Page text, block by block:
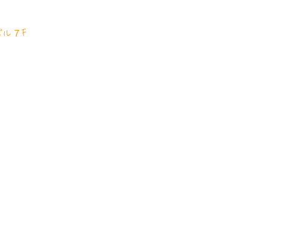
７F